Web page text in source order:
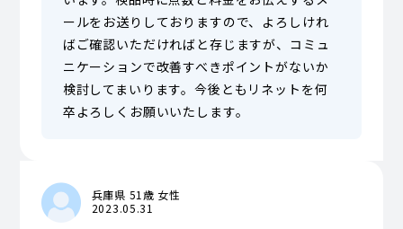
ールをお送りしておりますので、よろしけれ
ばご確認いただければと存じますが、コミュ
ニケーションで改善すべきポイントがないか
検討してまいります。今後ともリネットを何
卒よろしくお願いいたします。
兵庫県 51歳 女性
2023.05.31